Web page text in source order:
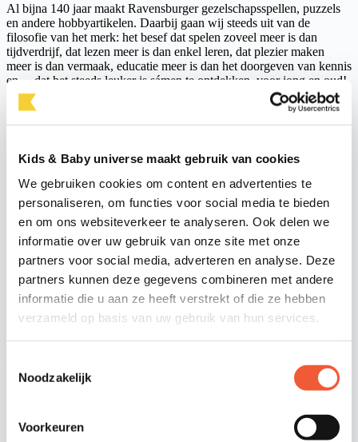
Kids & Baby universe maakt gebruik van cookies
We gebruiken cookies om content en advertenties te
personaliseren, om functies voor social media te bieden
en om ons websiteverkeer te analyseren. Ook delen we
informatie over uw gebruik van onze site met onze
partners voor social media, adverteren en analyse. Deze
partners kunnen deze gegevens combineren met andere
informatie die u aan ze heeft verstrekt of die ze hebben
verzameld op basis van uw gebruik van hun services.
Noodzakelijk
Voorkeuren
Al bijna 140 jaar maakt Ravensburger gezelschapsspellen, puzzels
en andere hobbyartikelen. Daarbij gaan wij steeds uit van de
filosofie van het merk: het besef dat spelen zoveel meer is dan
tijdverdrijf, dat lezen meer is dan enkel leren, dat plezier maken
meer is dan vermaak, educatie meer is dan het doorgeven van kennis
en… dat het steeds leuker is sámen te ontdekken, voor jong en oud!
Ondertussen bestaat de Groep Ravensburger uit meerdere bedrijven,
productgroepen, merken en brandstores, zoals Ravensburger,
werk.
In Nederland en België wordt de Groep Ravensburger
vertegenwoordigd door Ravensburger BV gevestigd te Amersfoort
en door Ravensburger NV in Brussel. Ons aanbod omvat
gezelschapsspellen, puzzels, tiptoi®, Gravitrax®, BRIO® en
hobbyartikelen.
Door het bereiken van de pensioengerechtigde leeftijd van een van
onze vertegenwoordigers, zijn we per direct op zoek naar een:
vertegenwoordiger Ravensburger Vlaanderen/Brussel
puzzels, constructie, creatief en houten speelgoed) aan de speelgoed
detailhandel/boekhandel/spellenwinkels d.m.v. directe orders en via
– Onderhouden en optimaliseren van contacten met klanten teneinde